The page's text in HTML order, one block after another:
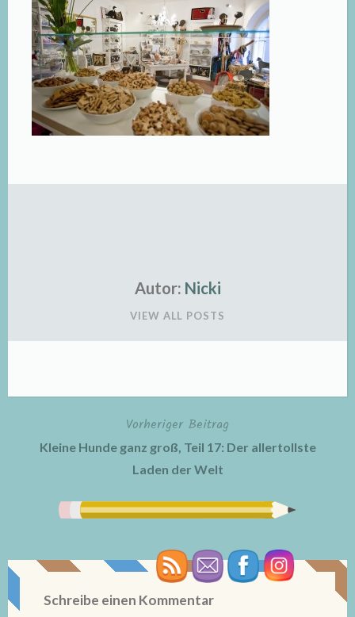
Autor: Nicki
VIEW ALL POSTS
BeitragsnavigationVorheriger Beitrag
Kleine Hunde ganz groß, Teil 17: Der allertollste
Laden der Welt
Schreibe einen Kommentar